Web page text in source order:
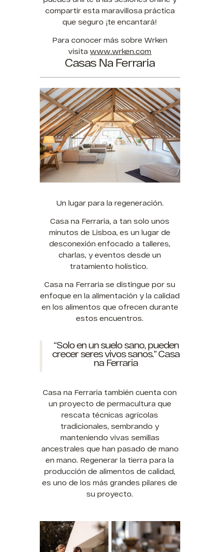
compartir esta maravillosa práctica
que seguro ¡te encantará!
Para conocer más sobre Wrken
visitawww.wrken.com
Casas Na Ferraria
Un lugar para la regeneración.
Casa na Ferraria, a tan solo unos
minutos de Lisboa, es un lugar de
desconexión enfocado a talleres,
charlas, y eventos desde un
tratamiento holístico.
Casa na Ferraria se distingue por su
enfoque en la alimentación y la calidad
en los alimentos que ofrecen durante
estos encuentros.
“Solo en un suelo sano, pueden
crecer seres vivos sanos.” Casa
na Ferraria
Casa na Ferraria también cuenta con
un proyecto de permacultura que
rescata técnicas agrícolas
tradicionales, sembrando y
manteniendo vivas semillas
ancestrales que han pasado de mano
en mano. Regenerar la tierra para la
producción de alimentos de calidad,
es uno de los más grandes pilares de
su proyecto.